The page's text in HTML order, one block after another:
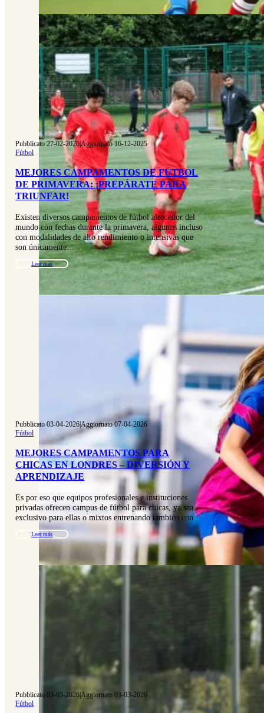
Pubblicato 27-02-2026|Aggiornato 16-12-2025
Fútbol
MEJORES CAMPAMENTOS DE FÚTBOL
DE PRIMAVERA: ¡PREPÁRATE PARA
TRIUNFAR!
Existen diversos campamentos de fútbol alrededor del
mundo con fechas durante la primavera, algunos incluso
con modalidades de alto rendimiento o intensivas que
son únicamente…
Leer más
Pubblicato 03-04-2026|Aggiornato 07-04-2026
Fútbol
MEJORES CAMPAMENTOS PARA
CHICAS EN LONDRES – DIVERSIÓN Y
APRENDIZAJE
Es por eso que equipos profesionales e instituciones
privadas ofrecen campus de fútbol para chicas, ya sea
exclusivo para ellas o mixtos entrenando también con…
Leer más
Pubblicato 03-03-2026|Aggiornato 03-03-2026
Fútbol